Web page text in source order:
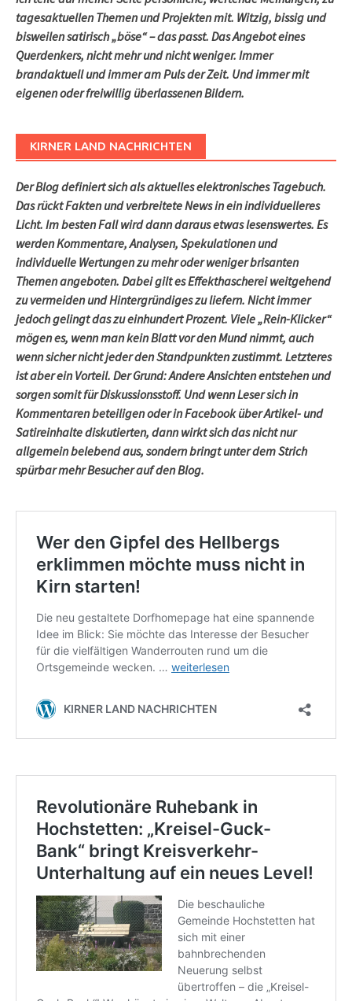
tagesaktuellen Themen und Projekten mit. Witzig, bissig und
bisweilen satirisch „böse“ – das passt. Das Angebot eines
Querdenkers, nicht mehr und nicht weniger. Immer
brandaktuell und immer am Puls der Zeit. Und immer mit
eigenen oder freiwillig überlassenen Bildern.
KIRNER LAND NACHRICHTEN
Der Blog definiert sich als aktuelles elektronisches Tagebuch.
Das rückt Fakten und verbreitete News in ein individuelleres
Licht. Im besten Fall wird dann daraus etwas lesenswertes. Es
werden Kommentare, Analysen, Spekulationen und
individuelle Wertungen zu mehr oder weniger brisanten
Themen angeboten. Dabei gilt es Effekthascherei weitgehend
zu vermeiden und Hintergründiges zu liefern. Nicht immer
jedoch gelingt das zu einhundert Prozent. Viele „Rein-Klicker“
mögen es, wenn man kein Blatt vor den Mund nimmt, auch
wenn sicher nicht jeder den Standpunkten zustimmt. Letzteres
ist aber ein Vorteil. Der Grund: Andere Ansichten entstehen und
sorgen somit für Diskussionsstoff. Und wenn Leser sich in
Kommentaren beteiligen oder in Facebook über Artikel- und
Satireinhalte diskutierten, dann wirkt sich das nicht nur
allgemein belebend aus, sondern bringt unter dem Strich
spürbar mehr Besucher auf den Blog.